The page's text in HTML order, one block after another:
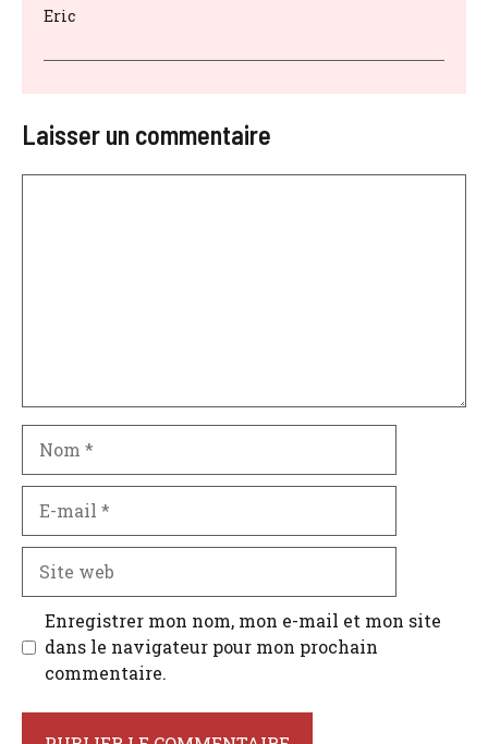
Eric
Laisser un commentaire
mail
Site
web
Enregistrer mon nom, mon e-mail et mon site
dans le navigateur pour mon prochain
commentaire.